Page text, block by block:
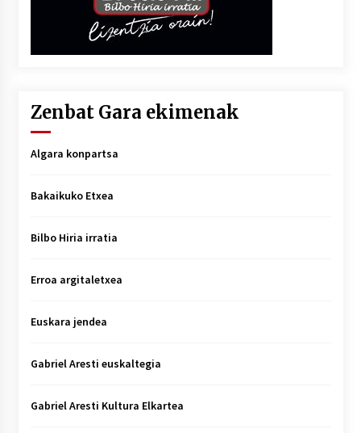
Zenbat Gara ekimenak
Algara konpartsa
Bakaikuko Etxea
Bilbo Hiria irratia
Erroa argitaletxea
Euskara jendea
Gabriel Aresti euskaltegia
Gabriel Aresti Kultura Elkartea